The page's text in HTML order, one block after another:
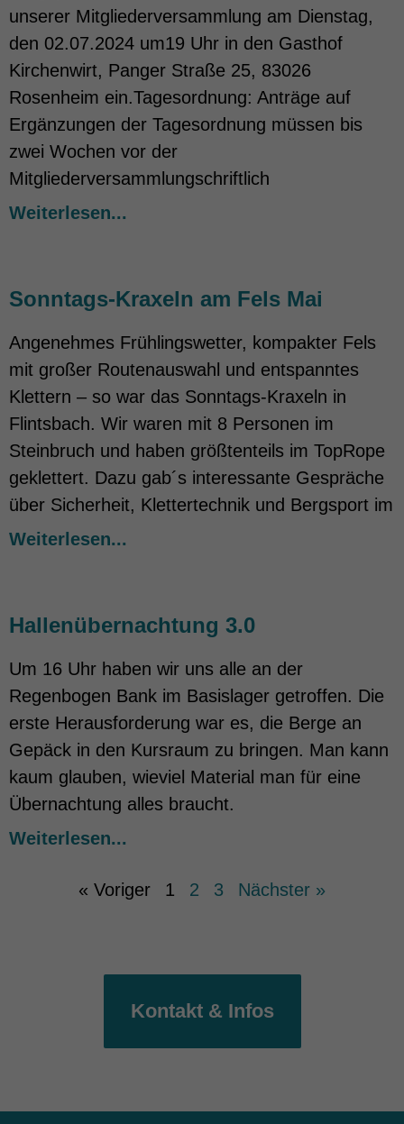
unserer Mitgliederversammlung am Dienstag,
den 02.07.2024 um19 Uhr in den Gasthof
Kirchenwirt, Panger Straße 25, 83026
Rosenheim ein.Tagesordnung: Anträge auf
Ergänzungen der Tagesordnung müssen bis
zwei Wochen vor der
Mitgliederversammlungschriftlich
Weiterlesen...
Sonntags-Kraxeln am Fels Mai
Angenehmes Frühlingswetter, kompakter Fels
mit großer Routenauswahl und entspanntes
Klettern – so war das Sonntags-Kraxeln in
Flintsbach. Wir waren mit 8 Personen im
Steinbruch und haben größtenteils im TopRope
geklettert. Dazu gab´s interessante Gespräche
über Sicherheit, Klettertechnik und Bergsport im
Weiterlesen...
Hallenübernachtung 3.0
Um 16 Uhr haben wir uns alle an der
Regenbogen Bank im Basislager getroffen. Die
erste Herausforderung war es, die Berge an
Gepäck in den Kursraum zu bringen. Man kann
kaum glauben, wieviel Material man für eine
Übernachtung alles braucht.
Weiterlesen...
« Voriger 1 2 3 Nächster »
Kontakt & Infos